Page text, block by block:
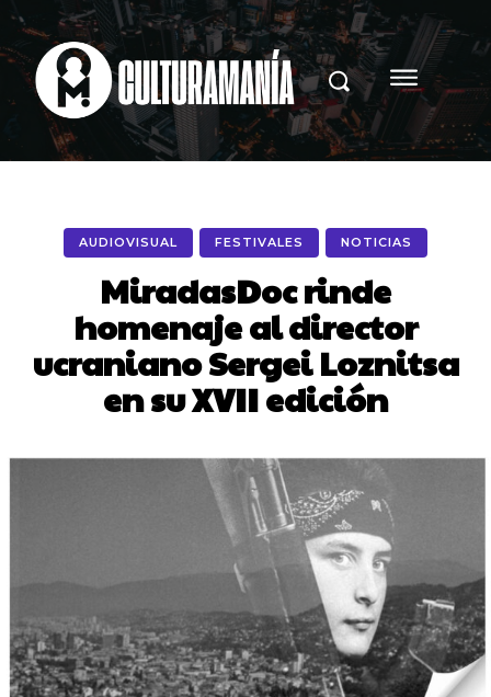
AUDIOVISUAL FESTIVALES NOTICIAS
MiradasDoc rinde
homenaje al director
ucraniano Sergei Loznitsa
en su XVII edición